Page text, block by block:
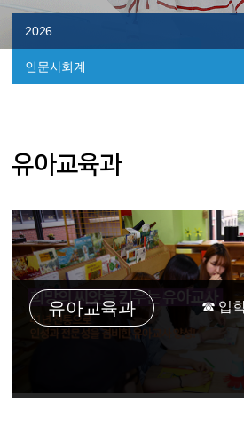
2026
인문사회계
2026
회
계
유아교육과
유아교육과 ☎ 입